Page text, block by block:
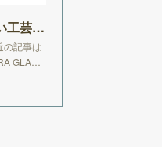
ふくい工芸舎のブログふくい工芸舎のブログ
の記事は
GLA…